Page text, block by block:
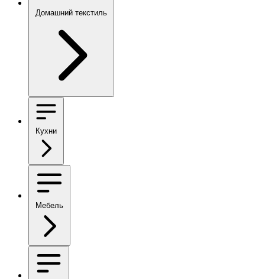
Домашний текстиль
Кухни
Мебель